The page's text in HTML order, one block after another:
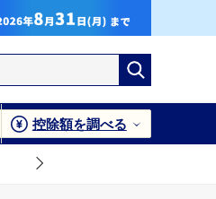
控除額を調べる